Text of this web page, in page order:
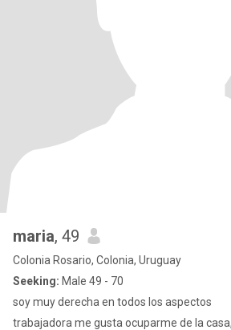
maria, 49
Colonia Rosario, Colonia, Uruguay
Seeking: Male 49 - 70
soy muy derecha en todos los aspectos
trabajadora me gusta ocuparme de la